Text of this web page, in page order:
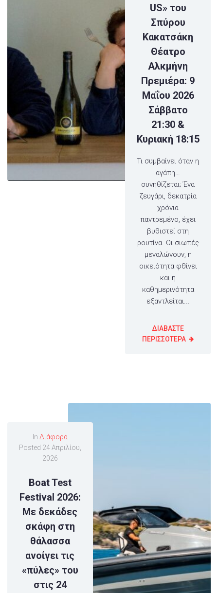
US» του
Σπύρου
Κακατσάκη
Θέατρο
Αλκμήνη
Πρεμιέρα: 9
Μαΐου 2026
Σάββατο
21:30 &
Κυριακή 18:15
Τι συμβαίνει όταν η
αγάπη…
συνηθίζεται; Ένα
ζευγάρι, δεκατρία
χρόνια
παντρεμένο, έχει
βυθιστεί στη
ρουτίνα. Οι σιωπές
μεγαλώνουν, η
οικειότητα φθίνει
και η
καθημερινότητα
εξαντλείται...
ΔΙΑΒΑΣΤΕ
ΠΕΡΙΣΣΟΤΕΡΑ
In Διάφορα
Posted 24 Απριλίου,
2026
Boat Test
Festival 2026:
Με δεκάδες
σκάφη στη
θάλασσα
ανοίγει τις
«πύλες» του
στις 24